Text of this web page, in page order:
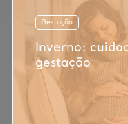
Gestação
Inverno:
gestação